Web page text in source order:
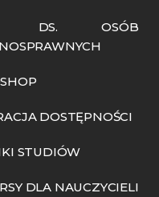
DS. OSÓB
DOSTĘPNOŚCI
STUDIÓW
DLA NAUCZYCIELI